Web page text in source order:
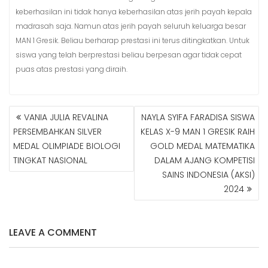
keberhasilan ini tidak hanya keberhasilan atas jerih payah kepala
madrasah saja. Namun atas jerih payah seluruh keluarga besar
MAN 1 Gresik. Beliau berharap prestasi ini terus ditingkatkan. Untuk
siswa yang telah berprestasi beliau berpesan agar tidak cepat
puas atas prestasi yang diraih.
N
A
V
G
P
O
VANIA JULIA REVALINA
PERSEMBAHKAN SILVER
MEDAL OLIMPIADE BIOLOGI
TINGKAT NASIONAL
NAYLA SYIFA FARADISA SISWA
KELAS X-9 MAN 1 GRESIK RAIH
GOLD MEDAL MATEMATIKA
DALAM AJANG KOMPETISI
SAINS INDONESIA (AKSI)
2024
LEAVE A COMMENT